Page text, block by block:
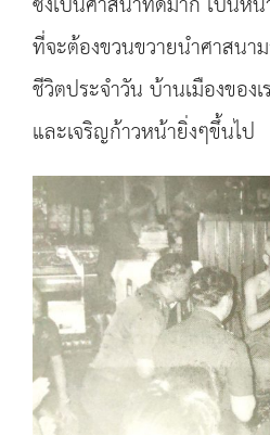
ที่จะต้องขวนขวายนำศาสนา
ชีวิตประจำวัน บ้านเมืองของ
และเจริญก้าวหน้ายิ่งๆขึ้นไป